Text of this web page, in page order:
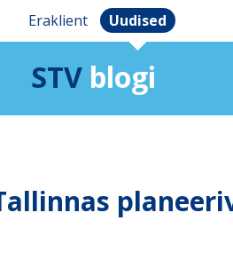
Eraklient Uudised
STV blogi